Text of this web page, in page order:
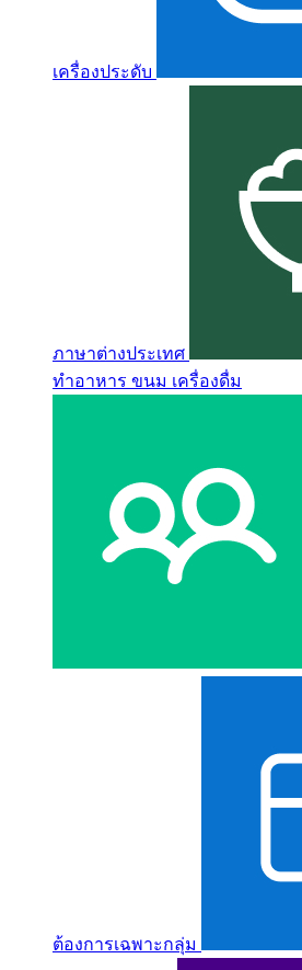
เครื่องประดับ
ภาษาต่างประเทศ
ทำอาหาร ขนม เครื่องดื่ม
ต้องการเฉพาะกลุ่ม